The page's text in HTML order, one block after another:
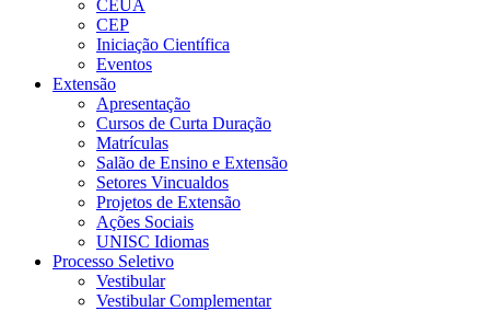
CEUA
CEP
Iniciação Científica
Eventos
Extensão
Apresentação
Cursos de Curta Duração
Matrículas
Salão de Ensino e Extensão
Setores Vincualdos
Projetos de Extensão
Ações Sociais
UNISC Idiomas
Processo Seletivo
Vestibular
Vestibular Complementar